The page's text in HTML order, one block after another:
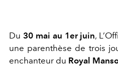
Du 30 mai au 1er juin,
une parenthèse de trois
enchanteur du Royal